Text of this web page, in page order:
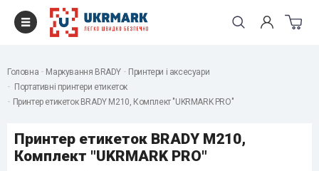
Головна Маркування BRADY
Принтери і аксесуари
Портативні принтери етикеток
Принтер етикеток BRADY M210, Комплект "UKRMARK PRO"
Принтер етикеток BRADY M210,
Комплект "UKRMARK PRO"